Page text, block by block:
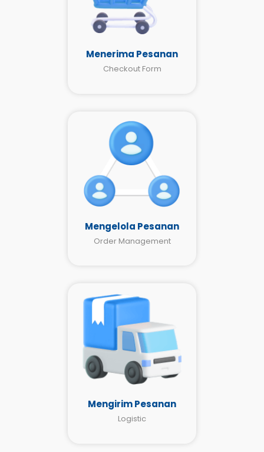
Menerima Pesanan
Checkout Form
Mengelola Pesanan
Order Management
Mengirim Pesanan
Logistic